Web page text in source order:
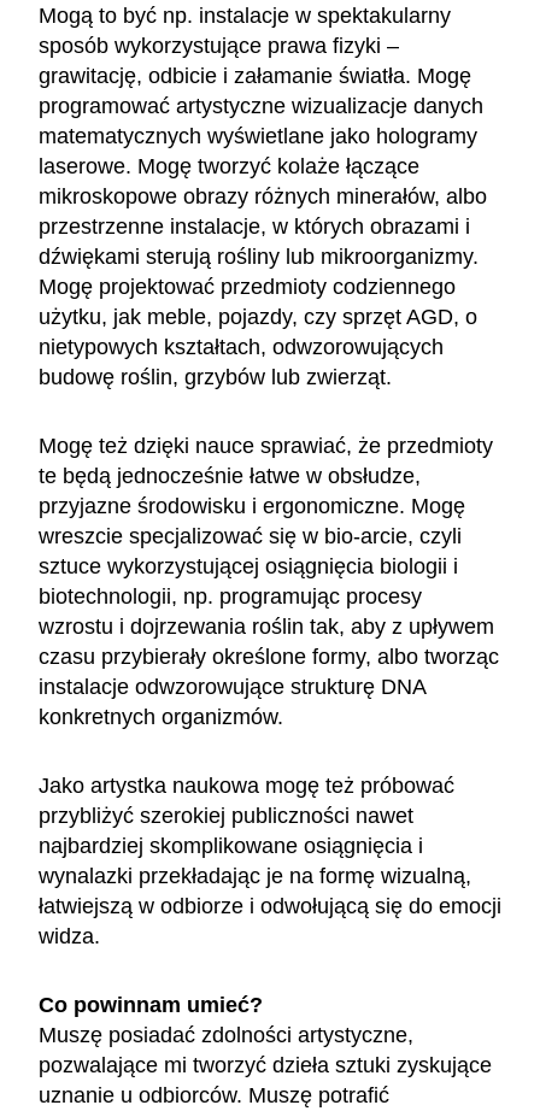
Mogą to być np. instalacje w spektakularny
sposób wykorzystujące prawa fizyki –
grawitację, odbicie i załamanie światła. Mogę
programować artystyczne wizualizacje danych
matematycznych wyświetlane jako hologramy
laserowe. Mogę tworzyć kolaże łączące
mikroskopowe obrazy różnych minerałów, albo
przestrzenne instalacje, w których obrazami i
dźwiękami sterują rośliny lub mikroorganizmy.
Mogę projektować przedmioty codziennego
użytku, jak meble, pojazdy, czy sprzęt AGD, o
nietypowych kształtach, odwzorowujących
budowę roślin, grzybów lub zwierząt.
Mogę też dzięki nauce sprawiać, że przedmioty
te będą jednocześnie łatwe w obsłudze,
przyjazne środowisku i ergonomiczne. Mogę
wreszcie specjalizować się w bio-arcie, czyli
sztuce wykorzystującej osiągnięcia biologii i
biotechnologii, np. programując procesy
wzrostu i dojrzewania roślin tak, aby z upływem
czasu przybierały określone formy, albo tworząc
instalacje odwzorowujące strukturę DNA
konkretnych organizmów.
Jako artystka naukowa mogę też próbować
przybliżyć szerokiej publiczności nawet
najbardziej skomplikowane osiągnięcia i
wynalazki przekładając je na formę wizualną,
łatwiejszą w odbiorze i odwołującą się do emocji
widza.
Co powinnam umieć?
Muszę posiadać zdolności artystyczne,
pozwalające mi tworzyć dzieła sztuki zyskujące
uznanie u odbiorców. Muszę potrafić